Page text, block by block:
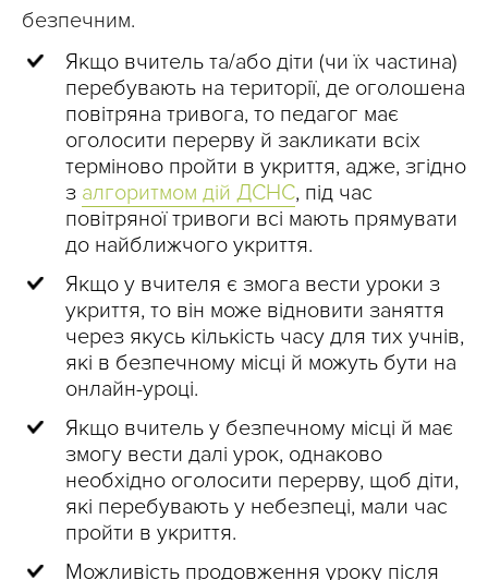
безпечним.
Якщо вчитель та/або діти (чи їх частина)
перебувають на території, де оголошена
повітряна тривога, то педагог має
оголосити перерву й закликати всіх
терміново пройти в укриття, адже, згідно
з алгоритмом дій ДСНС, під час
повітряної тривоги всі мають прямувати
до найближчого укриття.
Якщо у вчителя є змога вести уроки з
укриття, то він може відновити заняття
через якусь кількість часу для тих учнів,
які в безпечному місці й можуть бути на
онлайн-уроці.
Якщо вчитель у безпечному місці й має
змогу вести далі урок, однаково
необхідно оголосити перерву, щоб діти,
які перебувають у небезпеці, мали час
пройти в укриття.
Можливість продовження уроку після